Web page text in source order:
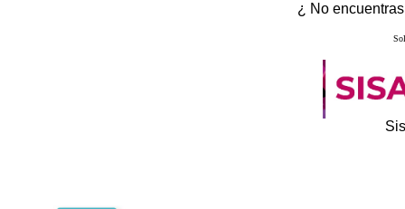
¿ No